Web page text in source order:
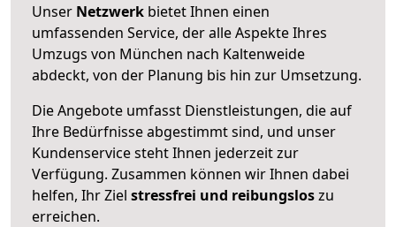
Unser Netzwerk bietet Ihnen einen
umfassenden Service, der alle Aspekte Ihres
Umzugs von München nach Kaltenweide
abdeckt, von der Planung bis hin zur Umsetzung.
Die Angebote umfasst Dienstleistungen, die auf
Ihre Bedürfnisse abgestimmt sind, und unser
Kundenservice steht Ihnen jederzeit zur
Verfügung. Zusammen können wir Ihnen dabei
helfen, Ihr Ziel stressfrei und reibungsloszu
erreichen.